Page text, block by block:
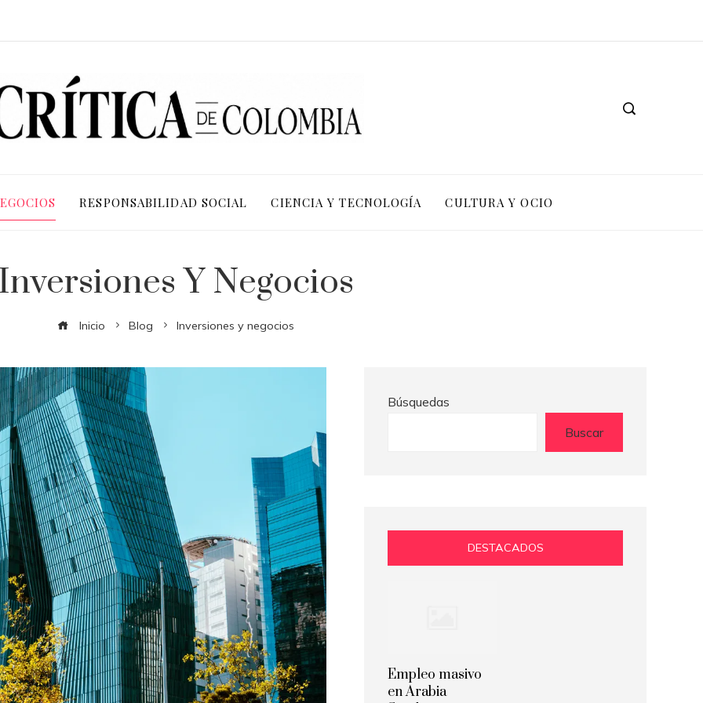
RESPONSABILIDAD SOCIAL CIENCIA Y TECNOLOGÍA CULTURA Y OCIO
Y Negocios
Inicio Blog Inversiones y negocios
Búsquedas
Buscar
DESTACADOS
Empleo masivo
en Arabia